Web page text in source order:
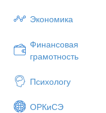
Экономика
Финансовая
грамотность
Психологу
ОРКиСЭ